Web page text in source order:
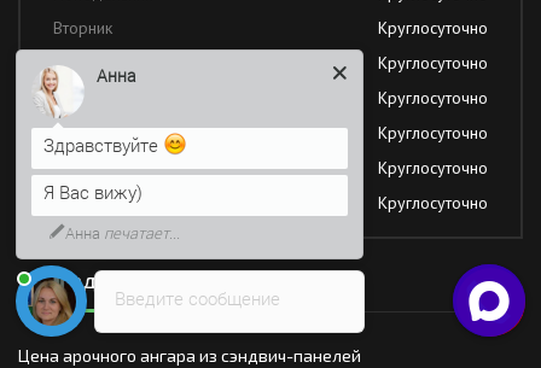
Вторник
Круглосуточно
Среда
Круглосуточно
Четверг
Круглосуточно
Пятница
Круглосуточно
Суббота
Круглосуточно
Воскресение
Круглосуточно
Последние новости
Цена арочного ангара из сэндвич-панелей
Введите сообщение
Анна
Здравствуйте
Я Вас вижу)
Анна печатает...